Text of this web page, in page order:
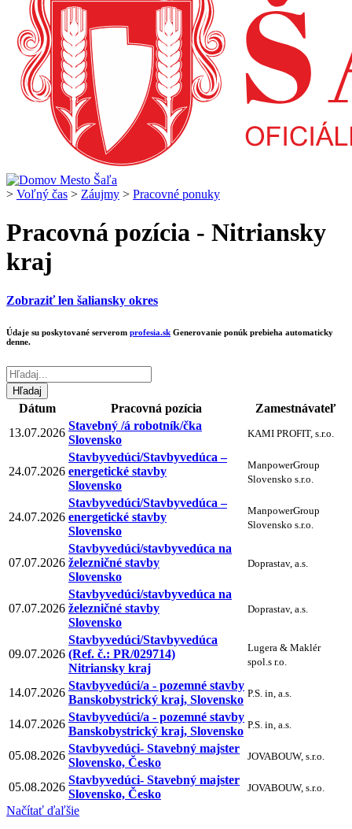
> Voľný čas > Záujmy > Pracovné ponuky
Pracovná pozícia - Nitriansky
kraj
Zobraziť len šaliansky okres
Údaje su poskytované serverom profesia.sk Generovanie ponúk prebieha automaticky
denne.
Dátum Pracovná pozícia
Zamestnávateľ
13.07.2026
Stavebný /á robotník/čka
Slovensko
KAMI PROFIT, s.r.o.
24.07.2026
Stavbyvedúci/Stavbyvedúca –
energetické stavby
Slovensko
ManpowerGroup
Slovensko s.r.o.
24.07.2026
Stavbyvedúci/Stavbyvedúca –
energetické stavby
Slovensko
ManpowerGroup
Slovensko s.r.o.
07.07.2026
Stavbyvedúci/stavbyvedúca na
železničné stavby
Slovensko
Doprastav, a.s.
07.07.2026
Stavbyvedúci/stavbyvedúca na
železničné stavby
Slovensko
Doprastav, a.s.
09.07.2026
Stavbyvedúci/Stavbyvedúca
(Ref. č.: PR/029714)
Nitriansky kraj
Lugera & Maklér
spol.s r.o.
14.07.2026
Stavbyvedúci/a - pozemné stavby
Banskobystrický kraj, Slovensko P.S. in, a.s.
14.07.2026
Stavbyvedúci/a - pozemné stavby
Banskobystrický kraj, Slovensko P.S. in, a.s.
05.08.2026
Stavbyvedúci- Stavebný majster
Slovensko, Česko
JOVABOUW, s.r.o.
05.08.2026
Stavbyvedúci- Stavebný majster
Slovensko, Česko
JOVABOUW, s.r.o.
Načítať ďaľšie